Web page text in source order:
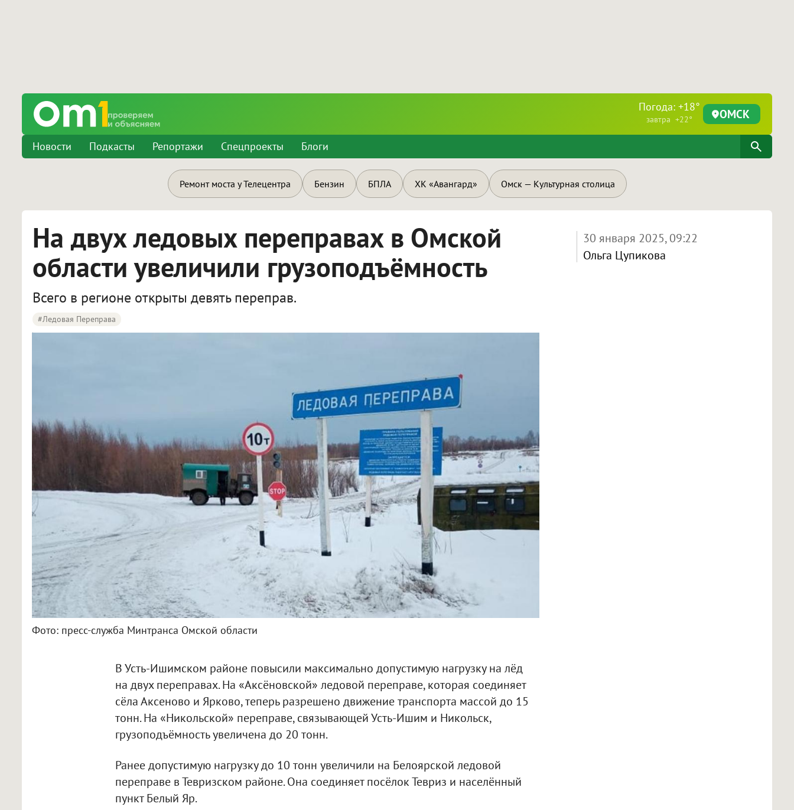
Погода: +18°
завтра +22° ОМСК
Новости Подкасты Репортажи Спецпроекты Блоги
Ремонт моста у Телецентра Бензин БПЛА ХК «Авангард» Омск — Культурная столица
На двух ледовых переправах в Омской
области увеличили грузоподъёмность
Всего в регионе открыты девять переправ.
#ледовая Переправа
30 января 2025, 09:22
Ольга Цупикова
Фото: пресс-служба Минтранса Омской области
В Усть-Ишимском районе повысили максимально допустимую нагрузку на лёд
на двух переправах. На «Аксёновской» ледовой переправе, которая соединяет
сёла Аксеново и Ярково, теперь разрешено движение транспорта массой до 15
тонн. На «Никольской» переправе, связывающей Усть-Ишим и Никольск,
грузоподъёмность увеличена до 20 тонн.
Ранее допустимую нагрузку до 10 тонн увеличили на Белоярской ледовой
переправе в Тевризском районе. Она соединяет посёлок Тевриз и населённый
пункт Белый Яр.